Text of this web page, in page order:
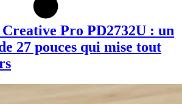
Pro PD2732U : un
27 pouces qui mise tout